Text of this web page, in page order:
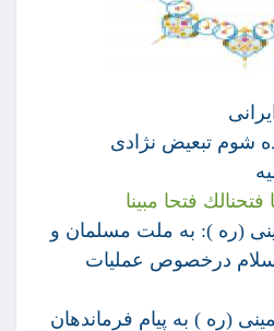
شوم تبعيض نژادى
فتحنالك فتحا مبينا
(ره ): به ملت مسلمان و
درخصوص عمليات
(ره ) به پيام فرماندهان